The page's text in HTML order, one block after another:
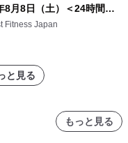
8月8日（土）＜24時間年
ットネスジム＞
Fitness Japan
と見る
もっと見る